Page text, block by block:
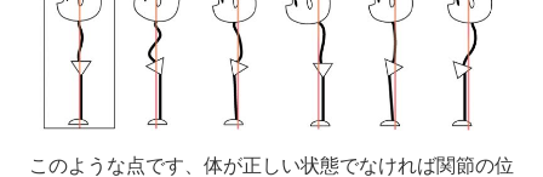
このような点です、体が正しい状態でなければ関節の位